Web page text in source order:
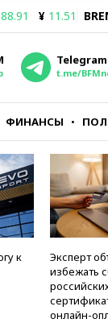
88.91 ¥ 11.51
Telegram
t.me/
ФИНАНСЫ
к
Эксперт
избежать
онлайн-